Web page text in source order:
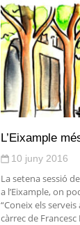
L’Eixample
10 juny 2016
La setena sessió
a l’Eixample, on
“Coneix els
càrrec de Francesc